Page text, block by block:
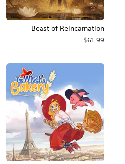
Beast of Reincarnation
$61.99